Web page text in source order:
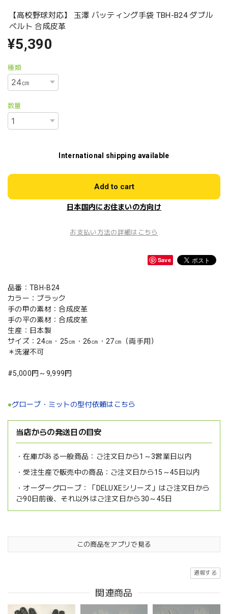
【高校野球対応】 玉澤 バッティング手袋 TBH-B24 ダブル
ベルト 合成皮革
¥5,390
種類
数量
International shipping available
Add to cart
日本国内にお住まいの方向け
お支払い方法の詳細はこちら
Save
品番：TBH-B24
カラー：ブラック
手の甲の素材：合成皮革
手の平の素材：合成皮革
生産：日本製
サイズ：24㎝・25㎝・26㎝・27㎝（両手用）
＊洗濯不可
#5,000円～9,999円
●グローブ・ミットの型付依頼はこちら
当店からの発送日の目安
在庫がある一般商品： ご注文日から1～3営業日以内
受注生産で販売中の商品： ご注文日から15～45日以内
オーダーグローブ：
「DELUXEシリーズ」はご注文日から
ご90日前後、それ以外はご注文日から30～45日
この商品をアプリで見る
通報する
関連商品